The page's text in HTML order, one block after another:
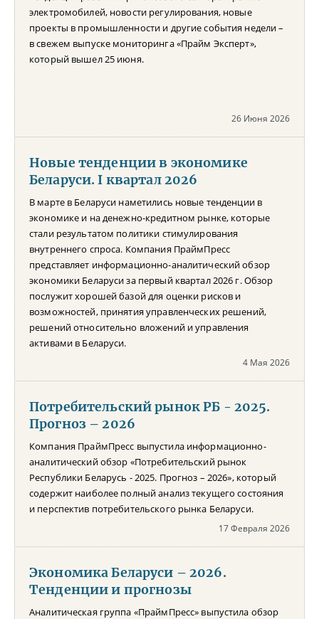
электромобилей, новости регулирования, новые
проекты в промышленности и другие события недели –
в свежем выпуске мониторинга «Прайм Эксперт»,
который вышел 25 июня.
26 Июня 2026
Новые тенденции в экономике
Беларуси. I квартал 2026
В марте в Беларуси наметились новые тенденции в
экономике и на денежно-кредитном рынке, которые
стали результатом политики стимулирования
внутреннего спроса. Компания ПраймПресс
представляет информационно-аналитический обзор
экономики Беларуси за первый квартал 2026 г. Обзор
послужит хорошей базой для оценки рисков и
возможностей, принятия управленческих решений,
решений относительно вложений и управления
активами в Беларуси.
4 Мая 2026
Потребительский рынок РБ - 2025.
Прогноз – 2026
Компания ПраймПресс выпустила информационно-
аналитический обзор «Потребительский рынок
Республики Беларусь - 2025. Прогноз – 2026», который
содержит наиболее полный анализ текущего состояния
и перспектив потребительского рынка Беларуси.
17 Февраля 2026
Экономика Беларуси – 2026.
Тенденции и прогнозы
Аналитическая группа «ПраймПресс» выпустила обзор